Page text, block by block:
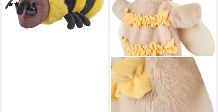
(1)
15,90 €
lieferbar - in 2-3 Werktagen bei dir